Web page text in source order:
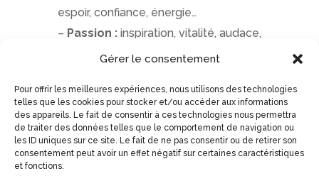
Gérer le consentement
Pour offrir les meilleures expériences, nous utilisons des technologies
telles que les cookies pour stocker et/ou accéder aux informations
des appareils. Le fait de consentir à ces technologies nous permettra
de traiter des données telles que le comportement de navigation ou
les ID uniques sur ce site. Le fait de ne pas consentir ou de retirer son
consentement peut avoir un effet négatif sur certaines caractéristiques
et fonctions.
espoir, confiance, énergie…
– Passion :inspiration, vitalité, audace,
impulsion dans la concrétisation des
–Balance :ancrage, harmonie,
stabilité, sérénité, persévérance…
– Cheer :joie, optimisme, bonne
humeur, abondance…